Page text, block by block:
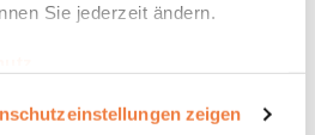
Sie jederzeit ändern.
zeigen
und Verzugkontrolle Weicher,
200
+Versandkosten *